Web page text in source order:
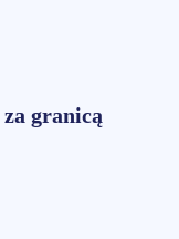
za granicą